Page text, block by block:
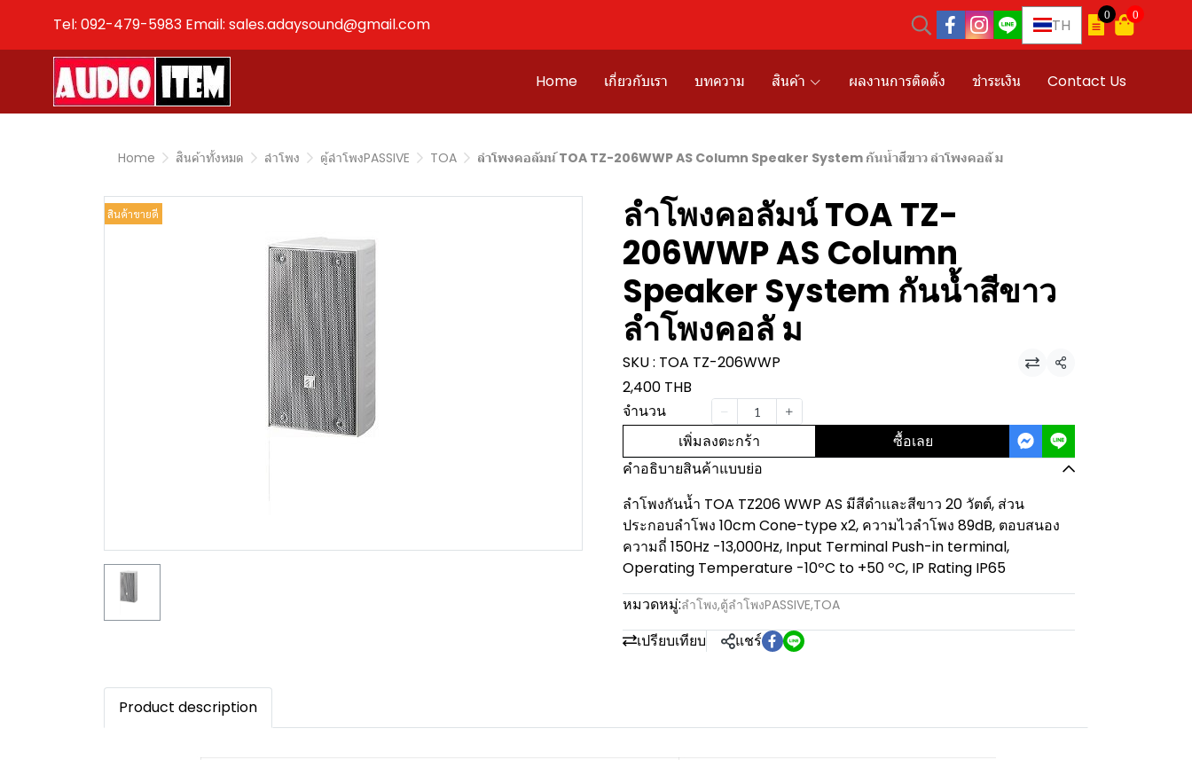
Tel: 092-479-5983 Email: sales.adaysound@gmail.com TH
0 0
Home เกี่ยวกับเรา บทความ สินค้า ผลงานการติดตั้ง ชำระเงิน Contact Us
Home สินค้าทั้งหมด ลำโพง ตู้ลำโพงPASSIVE TOA ลำโพงคอลัมน์ TOA TZ-206WWP AS Column Speaker System กันน้ำสีขาว ลำโพงคอลั ม
สินค้าขายดี
ลำโพงคอลัมน์ TOA TZ-
206WWP AS Column
Speaker System กันน้ำสีขาว
ลำโพงคอลั ม
SKU : TOA TZ-206WWP แชร์
2,400 THB
จำนวน
เพิ่มลงตะกร้า ซื้อเลย
คำอธิบายสินค้าแบบย่อ
ลำโพงกันน้ำ TOA TZ206 WWP AS มีสีดำและสีขาว 20 วัตต์, ส่วน
ประกอบลำโพง 10cm Cone-type x2, ความไวลำโพง 89dB, ตอบสนอง
ความถี่ 150Hz -13,000Hz, Input Terminal Push-in terminal,
Operating Temperature -10ºC to +50 ºC, IP Rating IP65
หมวดหมู่:ลำโพง,ตู้ลำโพงPASSIVE,TOA
เปรียบเทียบ แชร์
Product description